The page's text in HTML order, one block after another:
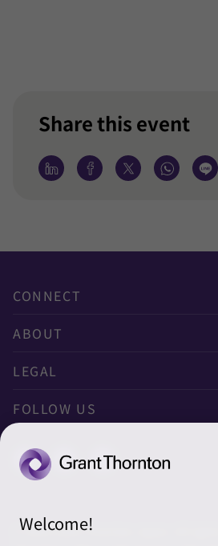
Share this event
CONNECT
お問い合わせ
ニュースレター申し込み
グローバル
グローバルリーチ
ABOUT
太陽有限責任監査法人
太陽グラントソントン税理士法人
太陽グラントソントン株式会社
株式会社サンライズ・アカウンテ
LEGAL
利用規約
ソーシャルメディアポリシー
FOLLOW US
© 2026 Grant Thornton Japan. All
Welcome!